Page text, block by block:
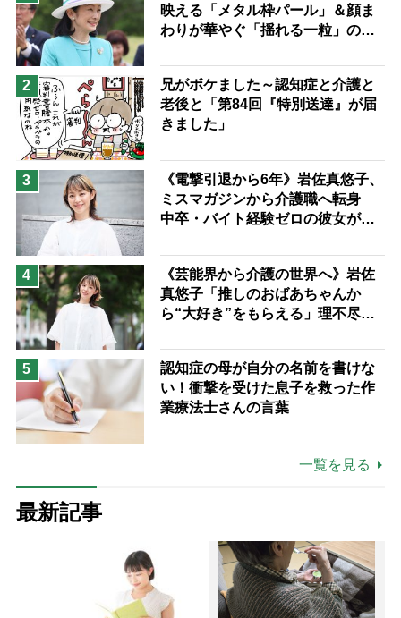
息子の遠距離介護サバイバル術
兄がボケました
予防法
映える「メタル枠パール」＆顔ま
わりが華やぐ「揺れる一粒」の使
2
兄がボケました～認知症と介護と
老後と「第84回『特別送達』が届
きました」
3
《電撃引退から6年》岩佐真悠子、
ミスマガジンから介護職へ転身
中卒・バイト経験ゼロの彼女が見
ながら自分らしくいられる」
4
《芸能界から介護の世界へ》岩佐
真悠子「推しのおばあちゃんか
ら“大好き”をもらえる」理不尽さ
場は「愛おしい」
5
認知症の母が自分の名前を書けな
い！衝撃を受けた息子を救った作
業療法士さんの言葉
一覧を見る
最新記事